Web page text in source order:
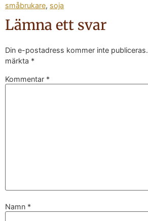
småbrukare, soja
Lämna ett svar
Din e-postadress kommer inte publiceras.
märkta *
Kommentar *
Namn *